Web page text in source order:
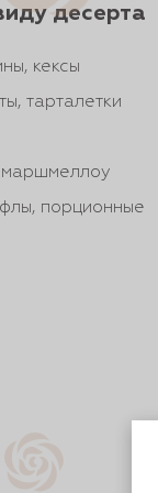
десерта
кексы
тарталетки
порционные